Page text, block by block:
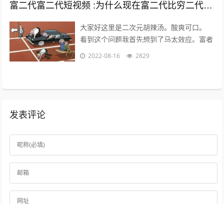
富二代富二代短视频 :为什么现在富二代比穷二代努力？
大家好这里是二次元胡辣汤。酸爽可口。
看到这个问题我首先想到了马太效应。富者
更富，穷者更穷。这也是一个不争的事实。
2022-08-16 2829
发表评论